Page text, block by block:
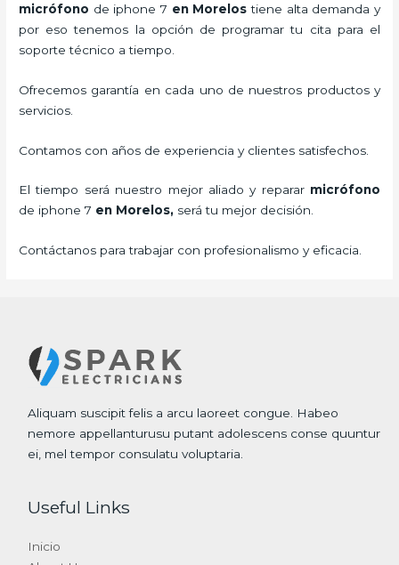
micrófono de iphone 7 en Morelos tiene alta demanda y
por eso tenemos la opción de programar tu cita para el
soporte técnico a tiempo.
Ofrecemos garantía en cada uno de nuestros productos y
servicios.
Contamos con años de experiencia y clientes satisfechos.
El tiempo será nuestro mejor aliado y reparar micrófono
de iphone 7 en Morelos, será tu mejor decisión.
Contáctanos para trabajar con profesionalismo y eficacia.
Aliquam suscipit felis a arcu laoreet congue. Habeo
nemore appellanturusu putant adolescens conse quuntur
ei, mel tempor consulatu voluptaria.
Useful Links
Inicio